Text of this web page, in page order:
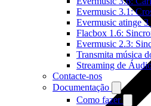
Evermusic 3.1:
Evermusic atinge
Flacbox 1.6:
Evermusic 2.3:
Transmita música
Streaming de
Contacte-nos
Documentação
Como fazer